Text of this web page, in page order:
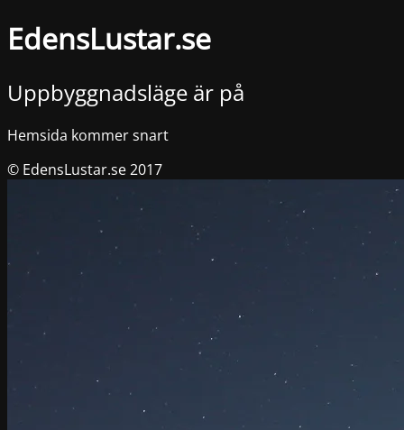
EdensLustar.se
Uppbyggnadsläge är på
Hemsida kommer snart
© EdensLustar.se 2017